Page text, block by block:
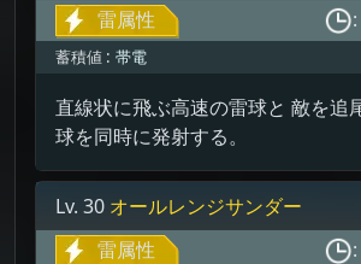
雷属性
:
蓄積値 : 帯電
直線状に飛ぶ高速の雷球と 敵を追
球を同時に発射する。
Lv. 30 オールレンジサンダー
雷属性
: